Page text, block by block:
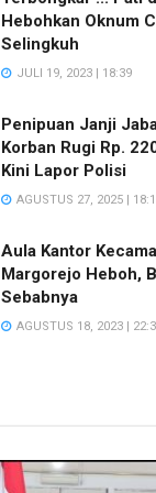
Hebohkan Oknum
Selingkuh
JULI 19, 2023 | 18:39
Penipuan Janji
Korban Rugi Rp.
Kini Lapor Polisi
AGUSTUS 27, 2025 |
Aula Kantor
Margorejo Heboh,
Sebabnya
AGUSTUS 18, 2023 |